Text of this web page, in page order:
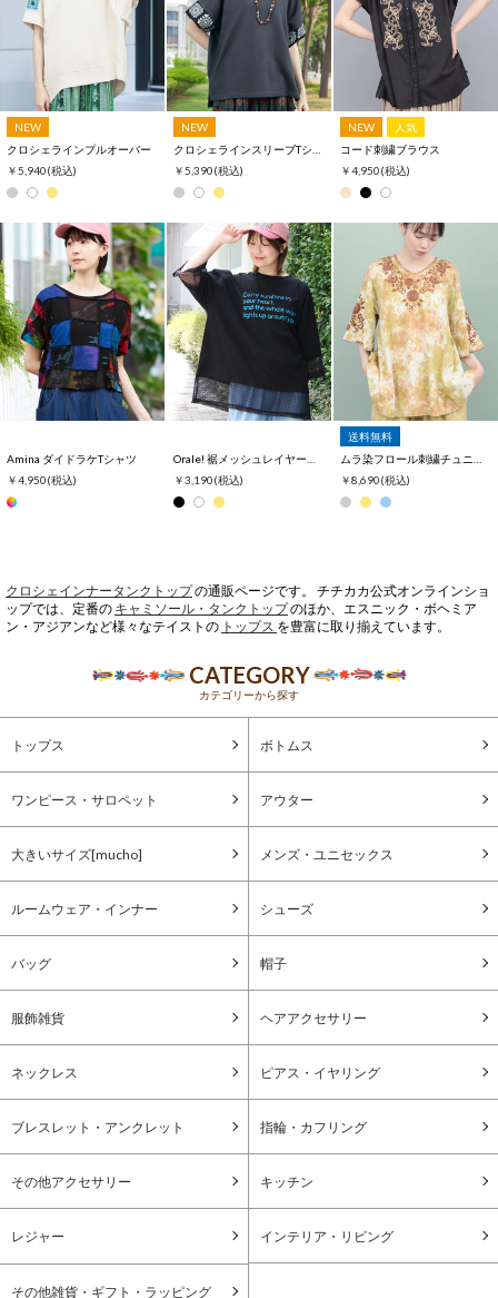
NEW
クロシェラインプルオーバー
￥5,940(税込)
NEW
￥5,390(税込)
NEW
人気
コード刺繍ブラウス
￥4,950(税込)
Amina ダイドラケTシャツ
￥4,950(税込)
￥3,190(税込)
送料無料
￥8,690(税込)
クロシェインナータンクトップの通販ページです。 チチカカ公式オンラインショ
ップでは、定番の キャミソール・タンクトップのほか、エスニック・ボヘミア
ン・アジアンなど様々なテイストの トップス を豊富に取り揃えています。
CATEGORY
カテゴリーから探す
トップス ボトムス
ワンピース・サロペット アウター
大きいサイズ[mucho] メンズ・ユニセックス
ルームウェア・インナー シューズ
バッグ 帽子
服飾雑貨 ヘアアクセサリー
ネックレス ピアス・イヤリング
ブレスレット・アンクレット 指輪・カフリング
その他アクセサリー キッチン
レジャー インテリア・リビング
その他雑貨・ギフト・ラッピング